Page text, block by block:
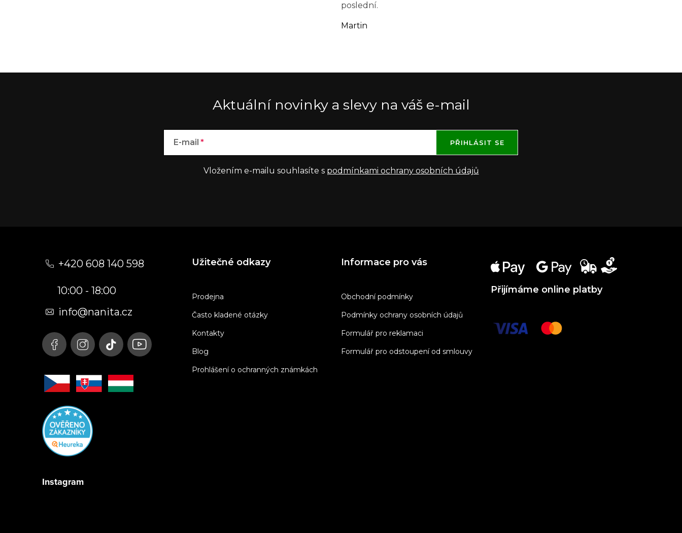
poslední.
Martin
Aktuální novinky a slevy na váš e-mail
E-mail
Vložením e-mailu souhlasíte s podmínkami ochrany osobních údajů
PŘIHLÁSIT SE
+420 608 140 598
10:00 - 18:00
info@nanita.cz
Užitečné odkazy
Prodejna
Často kladené otázky
Kontakty
Blog
Prohlášení o ochranných známkách
Informace pro vás
Obchodní podmínky
Podmínky ochrany osobních údajů
Formulář pro reklamaci
Formulář pro odstoupení od smlouvy
Přijímáme online platby
Instagram